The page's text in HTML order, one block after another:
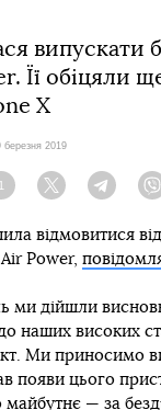
випускати
Її обіцяли
X
березня 2019
Facebook
1
Twitter
відмовитися
Power,
ми дійшли
наших високих
Ми приносимо
появи цього
— за